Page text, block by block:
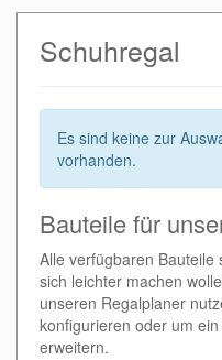
Schuhregal
Es sind keine zur
vorhanden.
Bauteile für
Alle verfügbaren Bauteile
sich leichter machen
unseren Regalplaner
konfigurieren oder um
erweitern.